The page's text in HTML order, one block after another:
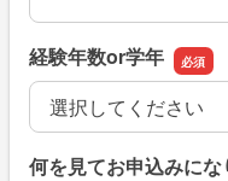
経験年数or学年
経験年数or学年
何を見てお申込みにな